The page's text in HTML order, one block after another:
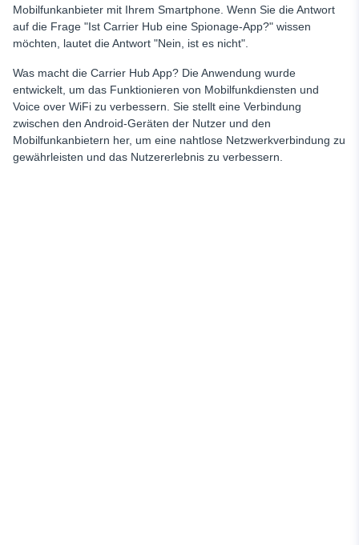
Mobilfunkanbieter mit Ihrem Smartphone. Wenn Sie die Antwort
auf die Frage "Ist Carrier Hub eine Spionage-App?" wissen
möchten, lautet die Antwort "Nein, ist es nicht".
Was macht die Carrier Hub App? Die Anwendung wurde
entwickelt, um das Funktionieren von Mobilfunkdiensten und
Voice over WiFi zu verbessern. Sie stellt eine Verbindung
zwischen den Android-Geräten der Nutzer und den
Mobilfunkanbietern her, um eine nahtlose Netzwerkverbindung zu
gewährleisten und das Nutzererlebnis zu verbessern.